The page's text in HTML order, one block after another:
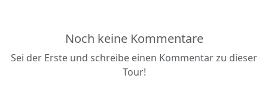
Noch keine Kommentare
Sei der Erste und schreibe einen Kommentar zu dieser
Tour!